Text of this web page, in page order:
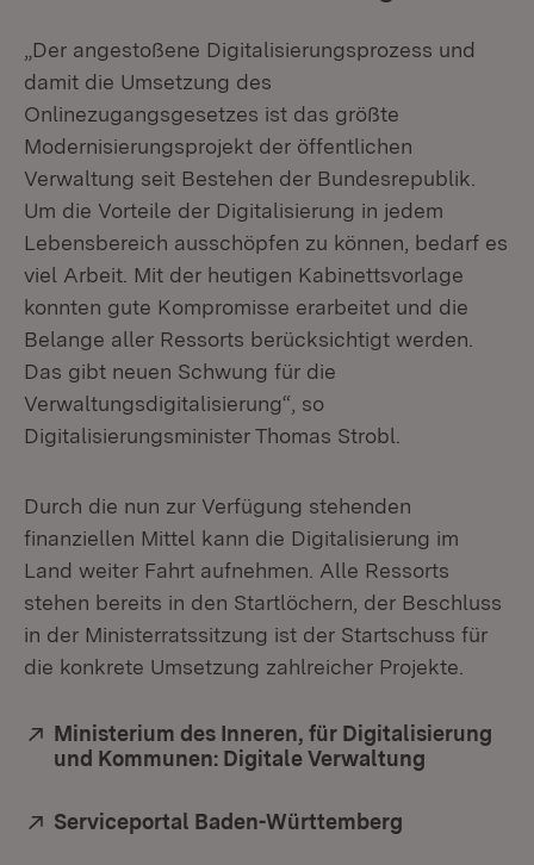
„Der angestoßene Digitalisierungsprozess und
damit die Umsetzung des
Onlinezugangsgesetzes ist das größte
Modernisierungsprojekt der öffentlichen
Verwaltung seit Bestehen der Bundesrepublik.
Um die Vorteile der Digitalisierung in jedem
Lebensbereich ausschöpfen zu können, bedarf es
viel Arbeit. Mit der heutigen Kabinettsvorlage
konnten gute Kompromisse erarbeitet und die
Belange aller Ressorts berücksichtigt werden.
Das gibt neuen Schwung für die
Verwaltungsdigitalisierung“, so
Digitalisierungsminister Thomas Strobl.
Durch die nun zur Verfügung stehenden
finanziellen Mittel kann die Digitalisierung im
Land weiter Fahrt aufnehmen. Alle Ressorts
stehen bereits in den Startlöchern, der Beschluss
in der Ministerratssitzung ist der Startschuss für
die konkrete Umsetzung zahlreicher Projekte.
Extern:
Ministerium des Inneren, für Digitalisierung
und Kommunen: Digitale Verwaltung
Extern:
Serviceportal Baden-Württemberg